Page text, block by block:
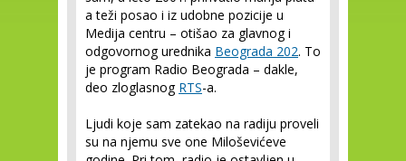
a teži posao i iz udobne pozicije u
Medija centru – otišao za glavnog i
odgovornog urednika Beograda 202. To
je program Radio Beograda – dakle,
deo zloglasnog RTS-a.
Ljudi koje sam zatekao na radiju proveli
su na njemu sve one Miloševićeve